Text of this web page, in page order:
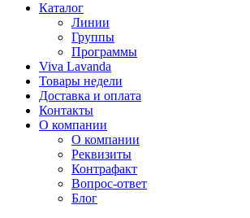
Каталог
Линии
Группы
Программы
Viva Lavanda
Товары недели
Доставка и оплата
Контакты
О компании
О компании
Реквизиты
Контрафакт
Вопрос-ответ
Блог